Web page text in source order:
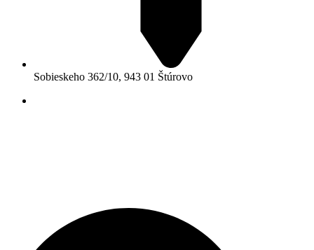
Sobieskeho 362/10, 943 01 Štúrovo